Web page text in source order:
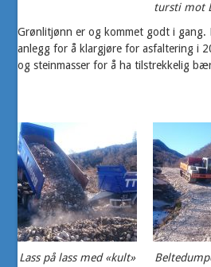
tursti mot
Grønlitjønn er og kommet godt i gang.
anlegg for å klargjøre for asfaltering i
og steinmasser for å ha tilstrekkelig
Lass på lass med «kult»